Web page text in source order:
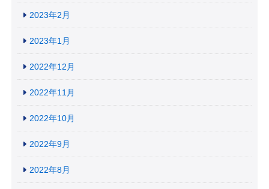
2023年2月
2023年1月
2022年12月
2022年11月
2022年10月
2022年9月
2022年8月